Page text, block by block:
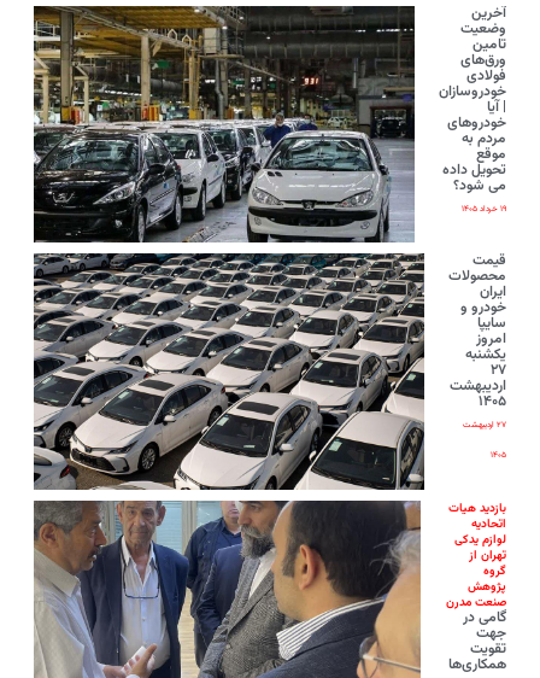
آخرین
وضعیت
تامین
ورق‌های
فولادی
خودروسازان
| آیا
خودروهای
مردم به
موقع
تحویل داده
می شود؟
۱۹ خرداد ۱۴۰۵
قیمت
محصولات
ایران‌
خودرو و
سایپا
امروز
یکشنبه
۲۷
اردیبهشت
۱۴۰۵
۲۷ اردیبهشت
۱۴۰۵
بازدید هیات
اتحادیه
لوازم یدکی
تهران از
گروه
پژوهش
صنعت مدرن
گامی در
جهت
تقویت
همکاری‌ها